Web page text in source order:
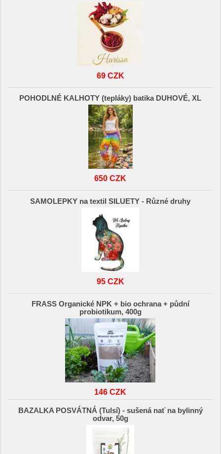
69 CZK
POHODLNÉ KALHOTY (tepláky) batika DUHOVÉ, XL
650 CZK
SAMOLEPKY na textil SILUETY - Různé druhy
95 CZK
FRASS Organické NPK + bio ochrana + půdní
probiotikum, 400g
146 CZK
BAZALKA POSVÁTNÁ (Tulsí) - sušená nať na bylinný
odvar, 50g